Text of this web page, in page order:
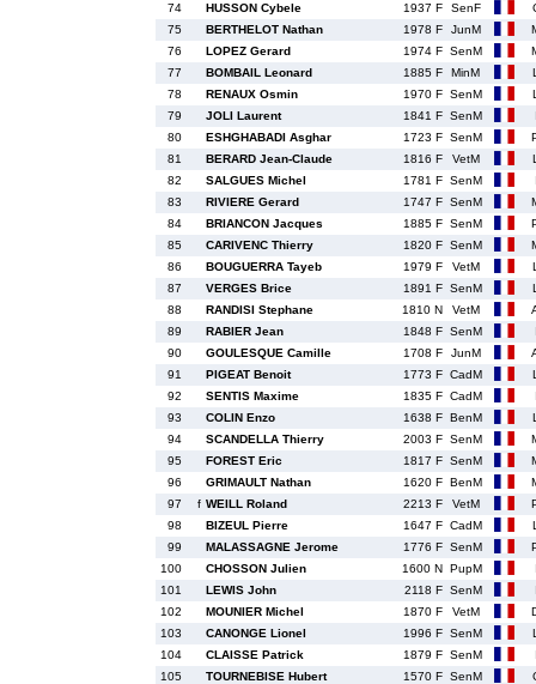
74
HUSSON Cybele 1937 F SenF
75
BERTHELOT Nathan 1978 F JunM
76
LOPEZ Gerard 1974 F SenM
77
BOMBAIL Leonard 1885 F MinM
78
RENAUX Osmin 1970 F SenM
79
JOLI Laurent 1841 F SenM
80
ESHGHABADI Asghar 1723 F SenM
81
BERARD Jean-Claude 1816 F VetM
82
SALGUES Michel 1781 F SenM
83
RIVIERE Gerard 1747 F SenM
84
BRIANCON Jacques 1885 F SenM
85
CARIVENC Thierry 1820 F SenM
86
BOUGUERRA Tayeb 1979 F VetM
87
VERGES Brice 1891 F SenM
88
RANDISI Stephane 1810 N VetM
89
RABIER Jean 1848 F SenM
90
GOULESQUE Camille 1708 F JunM
91
PIGEAT Benoit 1773 F CadM
92
SENTIS Maxime 1835 F CadM
93
COLIN Enzo 1638 F BenM
94
SCANDELLA Thierry 2003 F SenM
95
FOREST Eric 1817 F SenM
96
GRIMAULT Nathan 1620 F BenM
97
f WEILL Roland 2213 F VetM
98
BIZEUL Pierre 1647 F CadM
99
MALASSAGNE Jerome 1776 F SenM
100
CHOSSON Julien 1600 N PupM
101
LEWIS John 2118 F SenM
102
MOUNIER Michel 1870 F VetM
103
CANONGE Lionel 1996 F SenM
104
CLAISSE Patrick 1879 F SenM
105
TOURNEBISE Hubert 1570 F SenM